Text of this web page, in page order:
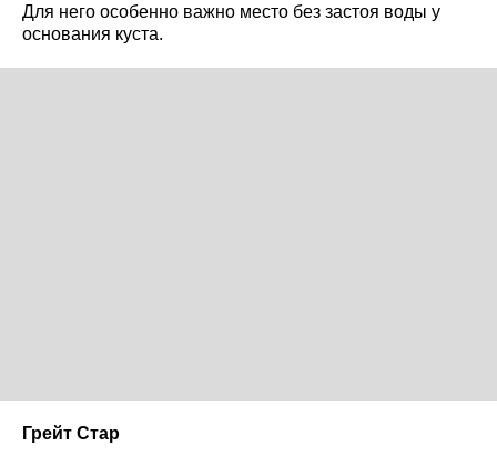
Для него особенно важно место без застоя воды у
основания куста.
Грейт Стар